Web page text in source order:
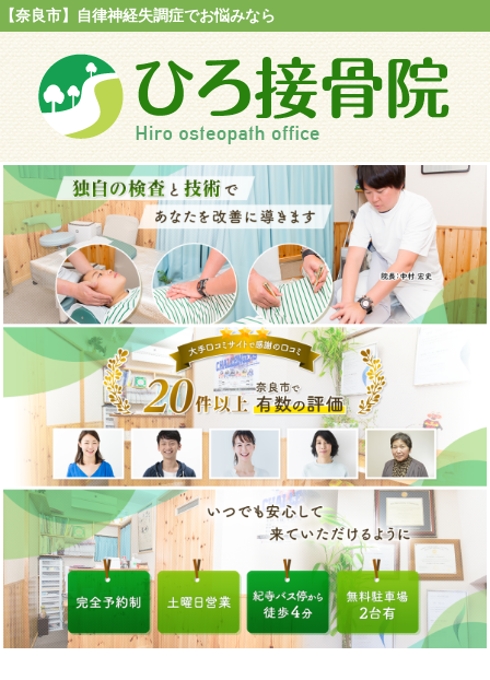
【奈良市】自律神経失調症でお悩みなら